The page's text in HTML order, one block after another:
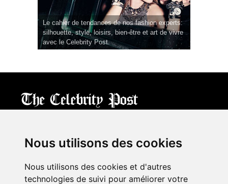
Nous utilisons des cookies
Nous utilisons des cookies et d'autres
technologies de suivi pour améliorer votre
Le cahier de tendances de nos fashion experts:
silhouette, style, loisirs, bien-être et art de vivre
avec le Celebrity Post.
Terms of Use| Privacy|Cookies Policy (Mes préférences)
À propos